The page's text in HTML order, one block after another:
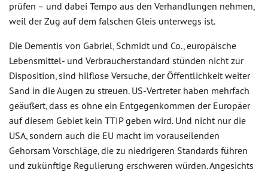
prüfen – und dabei Tempo aus den Verhandlungen nehmen,
weil der Zug auf dem falschen Gleis unterwegs ist.
Die Dementis von Gabriel, Schmidt und Co., europäische
Lebensmittel- und Verbraucherstandard stünden nicht zur
Disposition, sind hilflose Versuche, der Öffentlichkeit weiter
Sand in die Augen zu streuen. US-Vertreter haben mehrfach
geäußert, dass es ohne ein Entgegenkommen der Europäer
auf diesem Gebiet kein TTIP geben wird. Und nicht nur die
USA, sondern auch die EU macht im vorauseilenden
Gehorsam Vorschläge, die zu niedrigeren Standards führen
und zukünftige Regulierung erschweren würden. Angesichts